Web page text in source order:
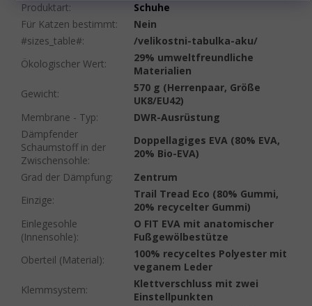
Produktart:
Schuhe
Für Katzen bestimmt:
Nein
#sizes_table#:
/velikostni-tabulka-aku/
Ökologischer Wert:
29% umweltfreundliche
Materialien
Gewicht:
570 g (Herrenpaar, Größe
UK8/EU42)
Membrane - Typ:
DWR-Ausrüstung
Dämpfender
Schaumstoff in der
Zwischensohle:
Doppellagiges EVA (80% EVA,
20% Bio-EVA)
Grad der Dämpfung:
Zentrum
Einzige:
Trail Tread Eco (80% Gummi,
20% recycelter Gummi)
Einlegesohle
(Innensohle):
O FIT EVA mit anatomischer
Fußgewölbestütze
Oberteil (Material):
100% recyceltes Polyester mit
veganem Leder
Klemmsystem:
Klettverschluss mit zwei
Einstellpunkten